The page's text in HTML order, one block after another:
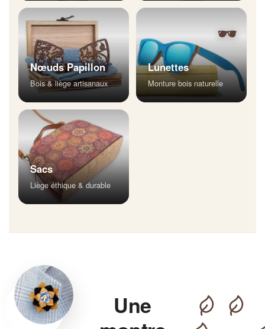
Nœuds Papillon
Bois & liège artisanaux
🕶
Lunettes
Monture bois naturelle
Sacs
Liège éthique & durable
Une